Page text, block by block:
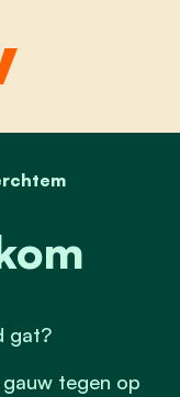
welkom
gat?
tegen op